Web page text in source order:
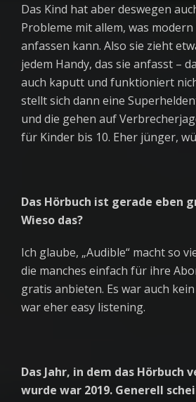
Das Kind hat aber deswegen
Probleme mit allem, was
anfassen kann. Also sie zieht
jedem Handy, das sie anfasst –
auch kaputt und funktioniert
stellt sich dann eine
und die gehen auf
für Kinder bis 10. Eher jünger,
Das Hörbuch ist gerade eben
Wieso das?
Ich glaube, „Audible“ macht so
die manches einfach für ihre
gratis anbieten. Es war auch
war eher easy listening.
Das Jahr, in dem das Hörbuch
wurde war 2019. Generell